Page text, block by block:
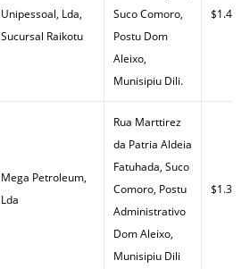
Unipessoal, Lda,
Sucursal Raikotu
Suco Comoro,
Postu Dom
Aleixo,
Munisipiu Dili.
$1.40
Mega Petroleum,
Lda
Rua Marttirez
da Patria Aldeia
Fatuhada, Suco
Comoro, Postu
Administrativo
Dom Aleixo,
Munisipiu Dili
$1.33